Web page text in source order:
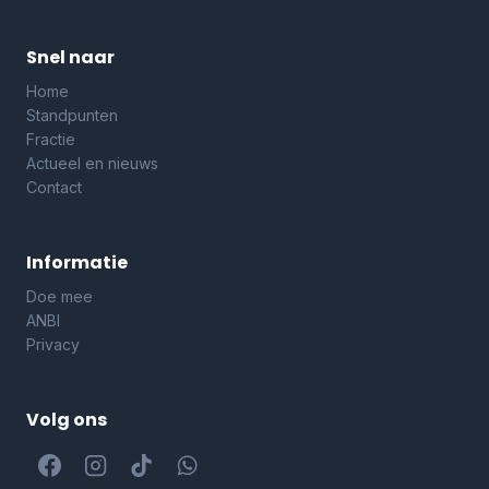
Snel naar
Home
Standpunten
Fractie
Actueel en nieuws
Contact
Informatie
Doe mee
ANBI
Privacy
Volg ons